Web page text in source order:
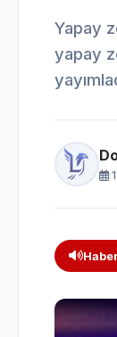
Yapay
yapay